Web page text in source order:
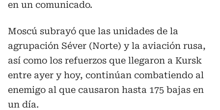
en un comunicado.
Moscú subrayó que las unidades de la
agrupación Séver (Norte) y la aviación rusa,
así como los refuerzos que llegaron a Kursk
entre ayer y hoy, continúan combatiendo al
enemigo al que causaron hasta 175 bajas en
un día.